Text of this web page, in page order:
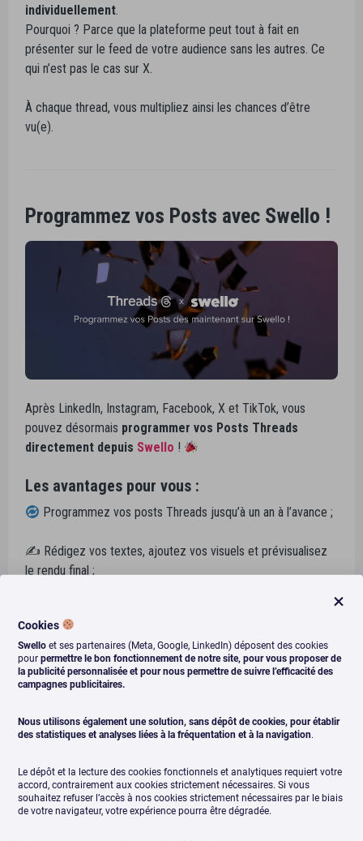
individuellement.
Pourquoi ? Parce que la plateforme peut tout à fait en
présenter sur le feed de votre audience sans les autres. Ce
qui n’est pas le cas sur X.
À chaque thread, vous multipliez ainsi les chances d’être
vu(e).
Programmez vos Posts avec Swello !
Après LinkedIn, Instagram, Facebook, X et TikTok, vous
pouvez désormais programmer vos Posts Threads
directement depuis Swello !
Les avantages pour vous :
Programmez vos posts Threads jusqu’à un an à l’avance ;
✍️ Rédigez vos textes, ajoutez vos visuels et prévisualisez
le rendu final ;
C’est l’occasion parfaite pour tester de nouveaux formats et
toucher une communauté engagée, sans bouleverser votre
organisation.
Variez les formats
Des threads, des messages de quelques caractères, des
Cookies
Swello et ses partenaires (Meta, Google, LinkedIn) déposent des cookies
pour permettre le bon fonctionnement de notre site, pour vous proposer de
la publicité personnalisée et pour nous permettre de suivre l’efficacité des
campagnes publicitaires.
Nous utilisons également une solution, sans dépôt de cookies, pour établir
des statistiques et analyses liées à la fréquentation et à la navigation.
Le dépôt et la lecture des cookies fonctionnels et analytiques requiert votre
accord, contrairement aux cookies strictement nécessaires. Si vous
souhaitez refuser l’accès à nos cookies strictement nécessaires par le biais
de votre navigateur, votre expérience pourra être dégradée.